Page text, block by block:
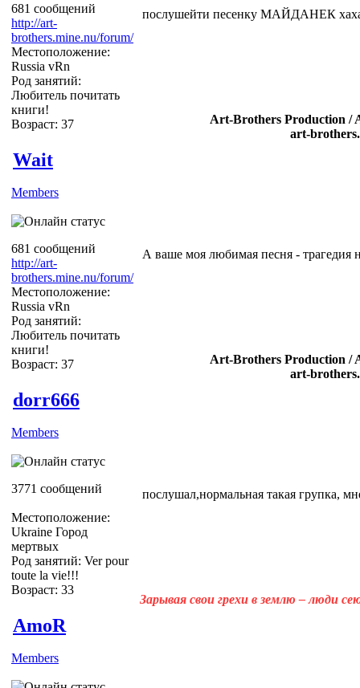
681 сообщений
http://art-
brothers.mine.nu/forum/
Местоположение:
Russia vRn
Род занятий:
Любитель почитать
книги!
Возраст: 37
послушейти песенку МАЙДАНЕК
Art-Brothers Production /
art-
Wait
Members
681 сообщений
http://art-
brothers.mine.nu/forum/
Местоположение:
Russia vRn
Род занятий:
Любитель почитать
книги!
Возраст: 37
А ваше моя любимая песня - трагедия
Art-Brothers Production /
art-
dorr666
Members
3771 сообщений
Местоположение:
Ukraine Город
мертвых
Род занятий: Ver pour
toute la vie!!!
Возраст: 33
послушал,нормальная такая групка,
Зарывая свои грехи в землю – люди
AmoR
Members